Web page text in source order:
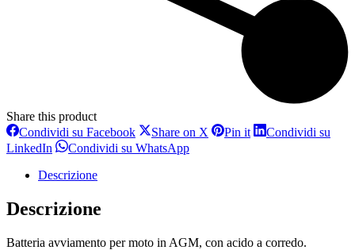
Share this product
Condividi su FacebookCondividi
su
Facebook
Share on X Condividi
Pin itCondividi
Condividi su
LinkedIn Condividi
LinkedIn
Condividi su WhatsAppCondividi
Descrizione
Descrizione
Batteria avviamento per moto in AGM, con acido a corredo.